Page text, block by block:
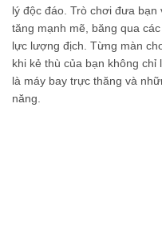
Hills of steel hack có
Có tin tưởng được
lý độc đáo. Trò chơi đưa
tăng mạnh mẽ, băng qua
lực lượng địch. Từng màn
khi kẻ thù của bạn không
là máy bay trực thăng và
năng.